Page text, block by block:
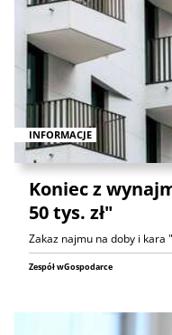
INFORMACJE
Koniec z
50 tys. zł"
Zakaz najmu na doby i kara
Zespół wGospodarce